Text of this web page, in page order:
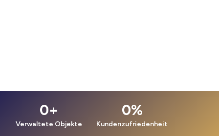
Verwaltete Objekte
0+
Kundenzufriedenheit
0%